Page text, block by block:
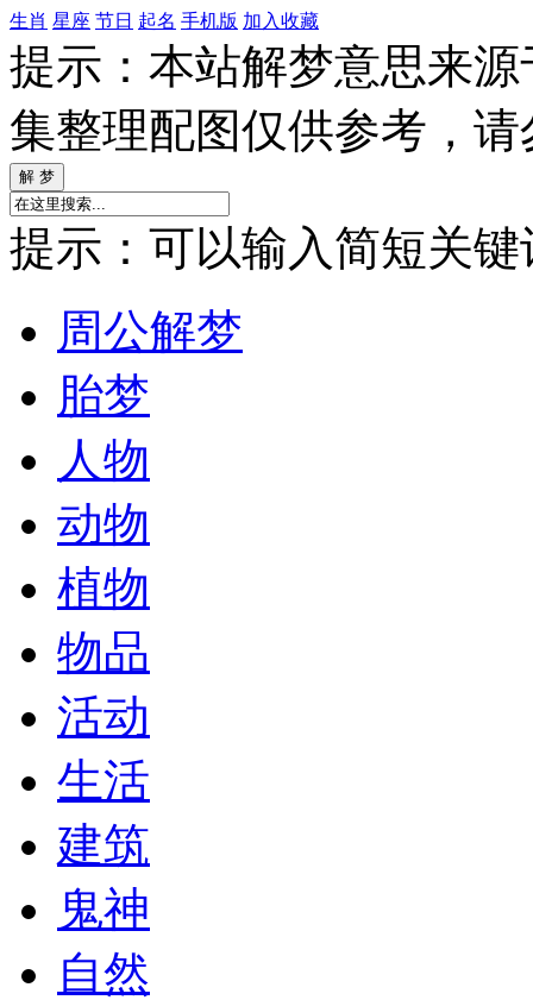
生肖 星座 节日 起名 手机版 加入收藏
提示：本站解梦意思来
集整理配图仅供参考，
提示：可以输入简短关键
周公解梦
胎梦
人物
动物
植物
物品
活动
生活
建筑
鬼神
自然